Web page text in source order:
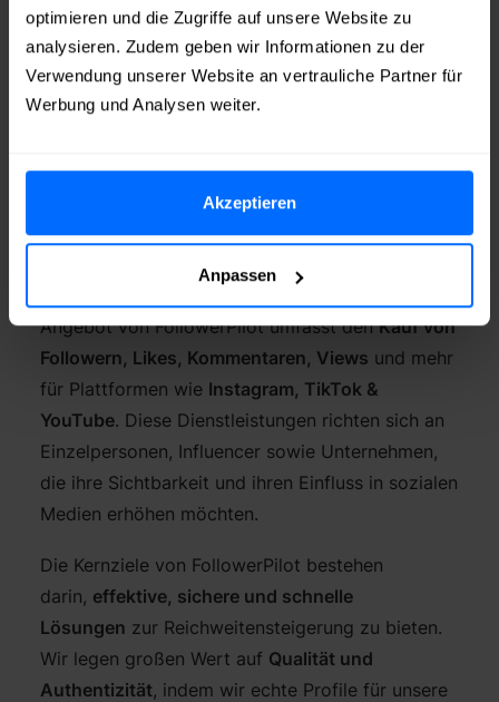
optimieren und die Zugriffe auf unsere Website zu
analysieren. Zudem geben wir Informationen zu der
Verwendung unserer Website an vertrauliche Partner für
Werbung und Analysen weiter.
Akzeptieren
Anpassen
Warum bei FollowerPilot
kaufen?
Wir sind FollowerPilot, eindeutsches
Dienstleistungsunternehmen mit Sitz in
Hamburg, das sich darauf spezialisiert hat, die
digitale Reichweite und Präsenz seiner Kunden in
Angebot von FollowerPilot umfasst denKauf von
Followern, Likes, Kommentaren, Views und mehr
für Plattformen wie Instagram, TikTok &
YouTube. Diese Dienstleistungen richten sich an
Einzelpersonen, Influencer sowie Unternehmen,
die ihre Sichtbarkeit und ihren Einfluss in sozialen
Medien erhöhen möchten.
Die Kernziele von FollowerPilot bestehen
darin, effektive, sichere und schnelle
Lösungen zur Reichweitensteigerung zu bieten.
Wir legen großen Wert auf Qualität und
Authentizität, indem wir echte Profile für unsere